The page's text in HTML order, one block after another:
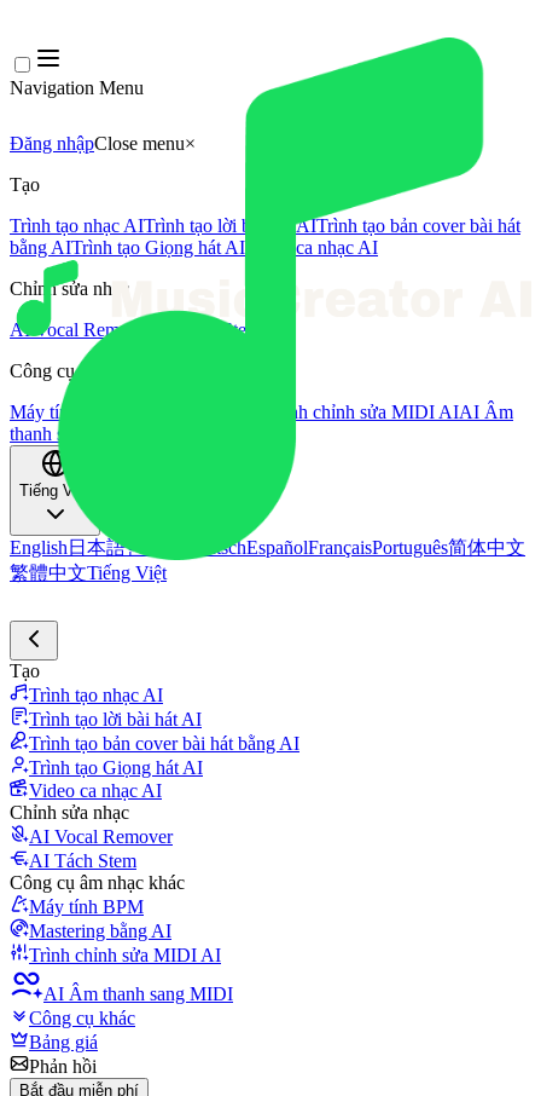
Navigation Menu
Đăng nhậpClose menu×
Tạo
Trình tạo nhạc AITrình tạo lời bài hát AITrình tạo bản cover bài hát
bằng AITrình tạo Giọng hát AI Video ca nhạc AI
Chỉnh sửa nhạc
AI Vocal Remover
AI Tách Stem
Công cụ âm nhạc khác
Máy tính BPM
Trình chỉnh sửa MIDI AIAI Âm
thanh sang MIDI
Tiếng Việt
English 日本語한국어 DeutschEspañolFrançaisPortuguês简体中文
繁體中文Tiếng Việt
Tạo
Trình tạo nhạc AI
Trình tạo lời bài hát AI
Trình tạo bản cover bài hát bằng AI
Trình tạo Giọng hát AI
Video ca nhạc AI
Chỉnh sửa nhạc
AI Vocal Remover
AI Tách Stem
Công cụ âm nhạc khác
Máy tính BPM
Mastering bằng AI
Trình chỉnh sửa MIDI AI
AI Âm thanh sang MIDI
Công cụ khác
Bảng giá
Phản hồi
Bắt đầu miễn phí